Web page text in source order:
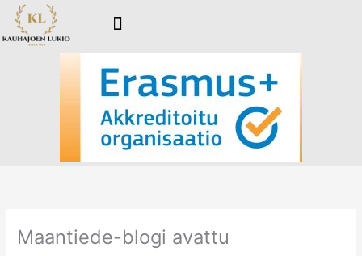
Siirry
sisältöön
Maantiede-blogi avattu